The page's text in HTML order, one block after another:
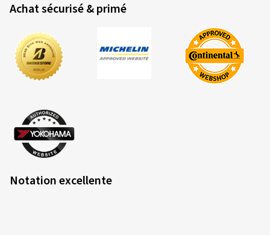
Achat sécurisé & primé
Notation excellente